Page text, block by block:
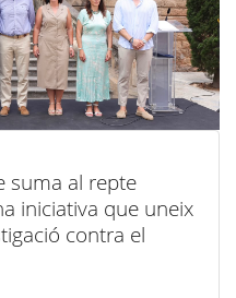
suma al repte
iniciativa que uneix
contra el